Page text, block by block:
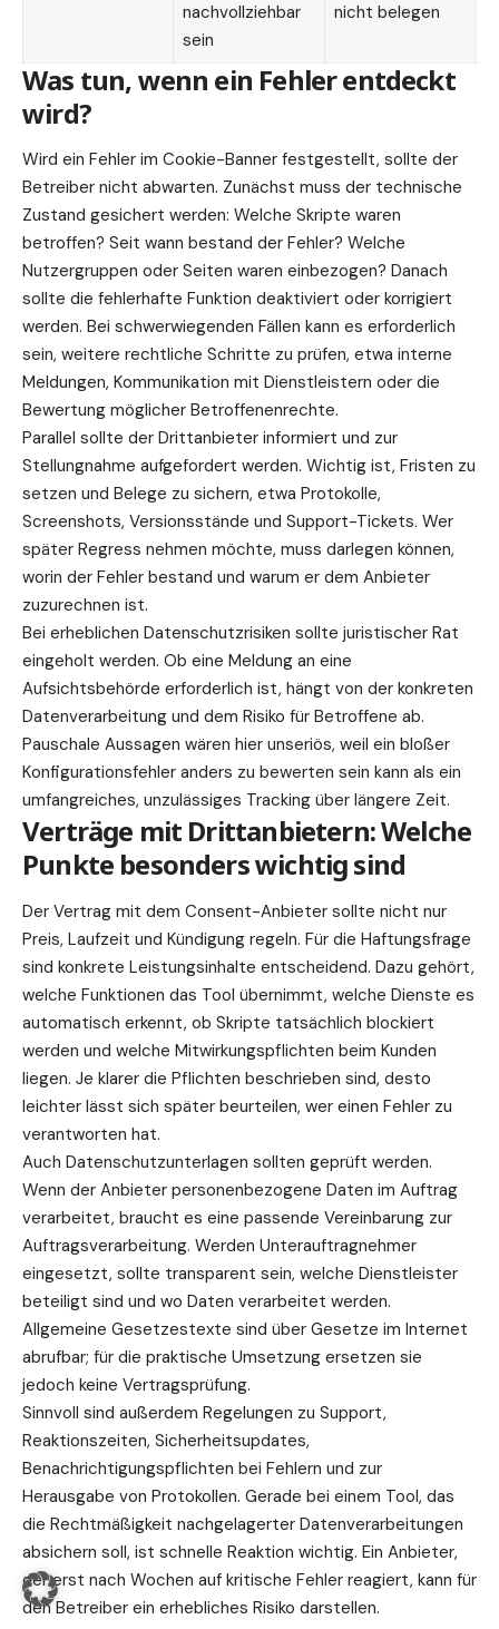
nachvollziehbar
sein
nicht belegen
Was tun, wenn ein Fehler entdeckt
wird?
Wird ein Fehler im Cookie-Banner festgestellt, sollte der
Betreiber nicht abwarten. Zunächst muss der technische
Zustand gesichert werden: Welche Skripte waren
betroffen? Seit wann bestand der Fehler? Welche
Nutzergruppen oder Seiten waren einbezogen? Danach
sollte die fehlerhafte Funktion deaktiviert oder korrigiert
werden. Bei schwerwiegenden Fällen kann es erforderlich
sein, weitere rechtliche Schritte zu prüfen, etwa interne
Meldungen, Kommunikation mit Dienstleistern oder die
Bewertung möglicher Betroffenenrechte.
Parallel sollte der Drittanbieter informiert und zur
Stellungnahme aufgefordert werden. Wichtig ist, Fristen zu
setzen und Belege zu sichern, etwa Protokolle,
Screenshots, Versionsstände und Support-Tickets. Wer
später Regress nehmen möchte, muss darlegen können,
worin der Fehler bestand und warum er dem Anbieter
zuzurechnen ist.
Bei erheblichen Datenschutzrisiken sollte juristischer Rat
eingeholt werden. Ob eine Meldung an eine
Aufsichtsbehörde erforderlich ist, hängt von der konkreten
Datenverarbeitung und dem Risiko für Betroffene ab.
Pauschale Aussagen wären hier unseriös, weil ein bloßer
Konfigurationsfehler anders zu bewerten sein kann als ein
umfangreiches, unzulässiges Tracking über längere Zeit.
Verträge mit Drittanbietern: Welche
Punkte besonders wichtig sind
Der Vertrag mit dem Consent-Anbieter sollte nicht nur
Preis, Laufzeit und Kündigung regeln. Für die Haftungsfrage
sind konkrete Leistungsinhalte entscheidend. Dazu gehört,
welche Funktionen das Tool übernimmt, welche Dienste es
automatisch erkennt, ob Skripte tatsächlich blockiert
werden und welche Mitwirkungspflichten beim Kunden
liegen. Je klarer die Pflichten beschrieben sind, desto
leichter lässt sich später beurteilen, wer einen Fehler zu
verantworten hat.
Auch Datenschutzunterlagen sollten geprüft werden.
Wenn der Anbieter personenbezogene Daten im Auftrag
verarbeitet, braucht es eine passende Vereinbarung zur
Auftragsverarbeitung. Werden Unterauftragnehmer
eingesetzt, sollte transparent sein, welche Dienstleister
beteiligt sind und wo Daten verarbeitet werden.
Allgemeine Gesetzestexte sind über Gesetze im Internet
abrufbar; für die praktische Umsetzung ersetzen sie
jedoch keine Vertragsprüfung.
Sinnvoll sind außerdem Regelungen zu Support,
Reaktionszeiten, Sicherheitsupdates,
Benachrichtigungspflichten bei Fehlern und zur
Herausgabe von Protokollen. Gerade bei einem Tool, das
die Rechtmäßigkeit nachgelagerter Datenverarbeitungen
absichern soll, ist schnelle Reaktion wichtig. Ein Anbieter,
der erst nach Wochen auf kritische Fehler reagiert, kann für
den Betreiber ein erhebliches Risiko darstellen.